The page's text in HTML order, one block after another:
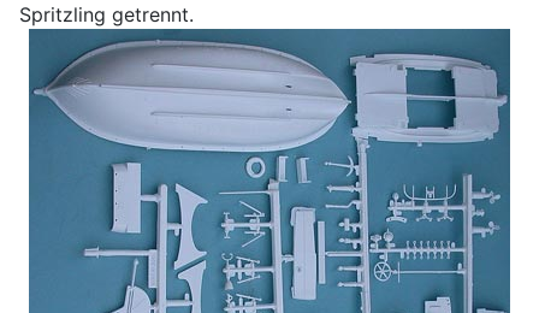
Spritzling getrennt.